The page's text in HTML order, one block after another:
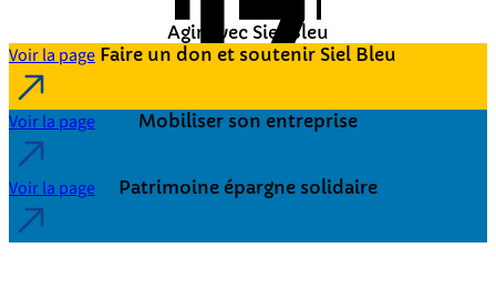
Agir avec Siel Bleu
Faire un don et soutenir Siel Bleu
Voir la page
Mobiliser son entreprise
Voir la page
Patrimoine épargne solidaire
Voir la page